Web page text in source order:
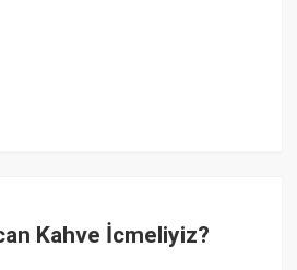
Kahve İcmeliyiz?